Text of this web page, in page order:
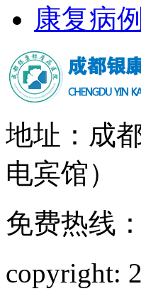
康复病例
地址：成
电宾馆）
免费热线
copyright: